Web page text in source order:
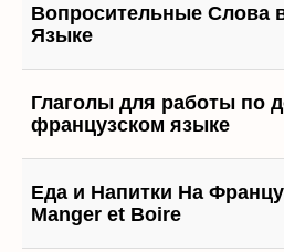
Вопросительные Слова
Языке
Глаголы для работы по
французском языке
Еда и Напитки На
Manger et Boire